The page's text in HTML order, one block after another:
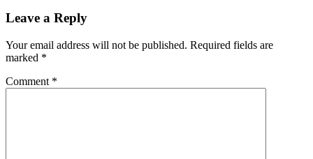
Leave a Reply
Your email address will not be published. Required fields are
marked *
Comment *